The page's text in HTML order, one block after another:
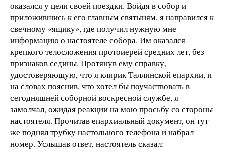
оказался у цели своей поездки. Войдя в собор и
приложившись к его главным святыням, я направился к
свечному «ящику», где получил нужную мне
информацию о настоятеле собора. Им оказался
крепкого телосложения протоиерей средних лет, без
признаков седины. Протянув ему справку,
удостоверяющую, что я клирик Таллинской епархии, и
на словах пояснив, что хотел бы поучаствовать в
сегодняшней соборной воскресной службе, я
замолчал, ожидая реакции на мою просьбу со стороны
настоятеля. Прочитав епархиальный документ, он тут
же поднял трубку настольного телефона и набрал
номер. Услышав ответ, настоятель сказал: